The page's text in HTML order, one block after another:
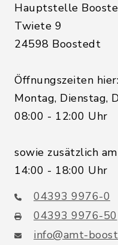
Hauptstelle
Twiete 9
24598 Boostedt
Öffnungszeiten hier:
Montag, Dienstag,
08:00 - 12:00 Uhr
sowie zusätzlich
14:00 - 18:00 Uhr
04393 9976-0
04393 9976-50
info@amt-